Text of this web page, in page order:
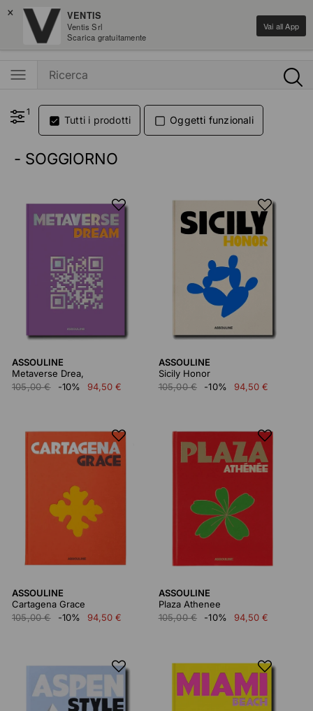
× VENTIS
Ventis Srl
Scarica gratuitamente
Vai all App
Ventis - L'e-shopping parla italiano
1
Tutti i prodotti Oggetti funzionali
- SOGGIORNO
ASSOULINE
Metaverse Drea,
105,00 €
-10% 94,50 €
ASSOULINE
Sicily Honor
105,00 €
-10% 94,50 €
ASSOULINE
Cartagena Grace
105,00 €
-10% 94,50 €
ASSOULINE
Plaza Athenee
105,00 €
-10% 94,50 €